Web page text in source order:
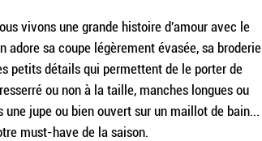
vivons une grande histoire d'amour avec le
adore sa coupe légèrement évasée, sa broderie
petits détails qui permettent de le porter de
ou non à la taille, manches longues ou
une jupe ou bien ouvert sur un maillot de bain...
must-have de la saison.